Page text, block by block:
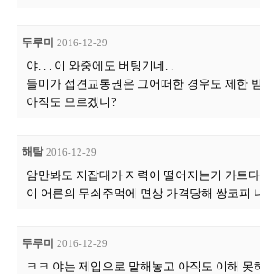
두루미 2016-12-29
야. . . 이 와중에도 버팅기네. .
둘미가 접견교통권은 그어떠한 경우도 제한
아직도 모르겠니?
해탈 2016-12-29
암만봐도 지잡대가 지력이 떨어지는거 가트
이 어른의 무쇠주먹에 면상 가격당해 쌍코피
두루미 2016-12-29
ㅋㅋ 야는 제입으로 말해놓고 아직도 이해 못